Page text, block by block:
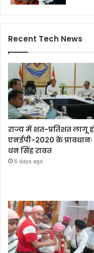
Recent Tech News
राज्य में शत-प्रतिशत लागू
एनईपी-2020 के प्रावधानः
धन सिंह रावत
6 days ago